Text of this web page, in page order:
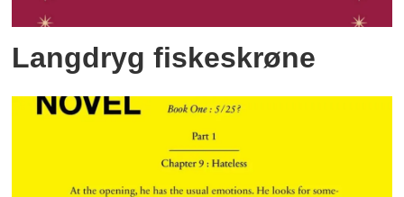
Langdryg fiskeskrøne